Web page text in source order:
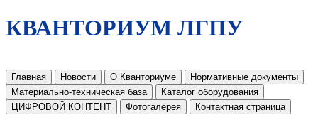
КВАНТОРИУМ ЛГПУ
Главная Новости О Кванториуме
Нормативные документы
Материально-техническая база
Каталог оборудования
ЦИФРОВОЙ КОНТЕНТ
Фотогалерея Контактная страница